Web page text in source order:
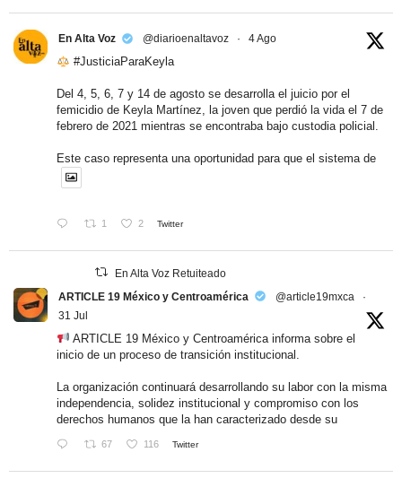
En Alta Voz @diarioenaltavoz · 4 Ago
#JusticiaParaKeyla
Del 4, 5, 6, 7 y 14 de agosto se desarrolla el juicio por el
femicidio de Keyla Martínez, la joven que perdió la vida el 7 de
febrero de 2021 mientras se encontraba bajo custodia policial.
Este caso representa una oportunidad para que el sistema de
1 2 Twitter
En Alta Voz Retuiteado
ARTICLE 19 México y Centroamérica
@article19mxca
·
31 Jul
ARTICLE 19 México y Centroamérica informa sobre el
inicio de un proceso de transición institucional.
La organización continuará desarrollando su labor con la misma
independencia, solidez institucional y compromiso con los
derechos humanos que la han caracterizado desde su
67 116 Twitter